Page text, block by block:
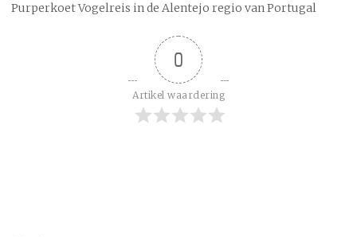
Purperkoet Vogelreis in de Alentejo regio van Portugal
0
Artikel waardering